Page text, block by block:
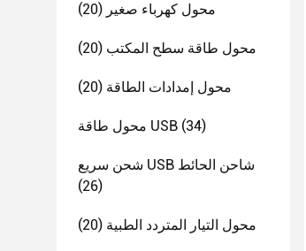
محول كهرباء صغير (20)
محول طاقة سطح المكتب (20)
محول إمدادات الطاقة (20)
محول طاقة USB (34)
شحن سريع USB شاحن الحائط
(26)
محول التيار المتردد الطبية (20)